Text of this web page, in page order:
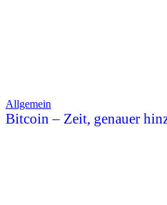
Allgemein
Bitcoin – Zeit, genauer